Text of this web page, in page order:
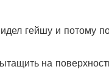
гейшу и потому
на